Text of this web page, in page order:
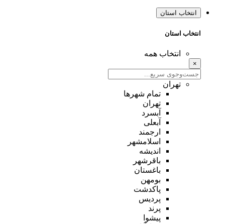
انتخاب استان
انتخاب استان
انتخاب همه
×
تهران
تمام شهر‌ها
تهران
آبسرد
آبعلی
ارجمند
اسلامشهر
اندیشه
باقرشهر
باغستان
بومهن
پاکدشت
پردیس
پرند
پیشوا